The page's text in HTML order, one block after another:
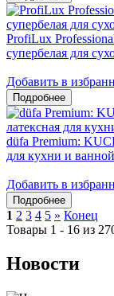
ProfiLux
супербелая для
Добавить в
düfa Premium:
для кухни и ванной
Добавить в
1 2 3 4 5 » Конец
Товары 1 - 16 из
Новости